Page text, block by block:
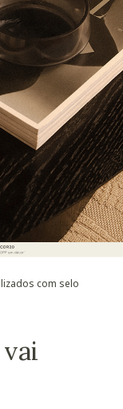
com selo